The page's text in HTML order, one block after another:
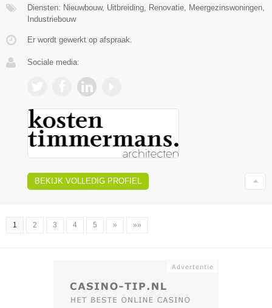
Diensten: Nieuwbouw, Uitbreiding, Renovatie, Meergezinswoningen,
Industriebouw
Er wordt gewerkt op afspraak.
Sociale media:
BEKIJK VOLLEDIG PROFIEL
1 2 3 4 5 » »»